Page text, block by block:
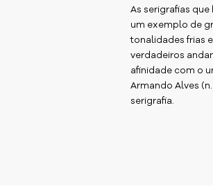
As serigrafias
um exemplo de
tonalidades frias
verdadeiros
afinidade com o
Armando Alves
serigrafia.